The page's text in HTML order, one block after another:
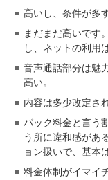
高いし、条件が多
まだまだ高いです
し、ネットの利用
音声通話部分は魅
高い。
内容は多少改定さ
パック料金と言う
う所に違和感があ
ョン扱いで、基本
料金体制がイマイ